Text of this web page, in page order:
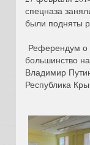
спецназа
были подняты
Референдум о
большинство
Владимир
Республика